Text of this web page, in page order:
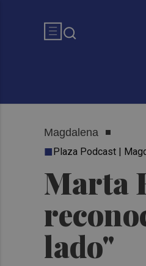
Magdalena
Marta
lado"
Plaza Podcast |